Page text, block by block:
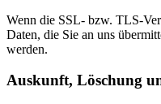
Wenn die SSL- bzw. TLS-
Daten, die Sie an uns
werden.
Auskunft, Löschung